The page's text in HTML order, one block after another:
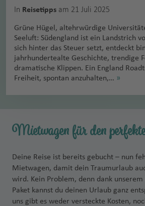
In Reisetipps am 21 Juli 2025
Grüne Hügel, altehrwürdige
Seeluft: Südengland ist ein Landstrich
sich hinter das Steuer setzt, entdeckt
jahrhundertealte Geschichte, trendige
dramatische Klippen. Ein England
Freiheit, spontan anzuhalten,… »
Mietwagen für den
Deine Reise ist bereits gebucht – nun
Mietwagen, damit dein Traumurlaub
wird. Kein Problem, denn dank unserem
Paket kannst du deinen Urlaub ganz
uns gibt es weder versteckte Kosten,